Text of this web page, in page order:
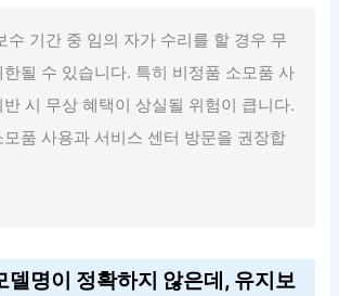
수 기간 중 임의 자가 수리를 할 경우 무
될 수 있습니다. 특히 비정품 소모품 사
시 무상 혜택이 상실될 위험이 큽니다.
품 사용과 서비스 센터 방문을 권장합
델명이 정확하지 않은데, 유지보